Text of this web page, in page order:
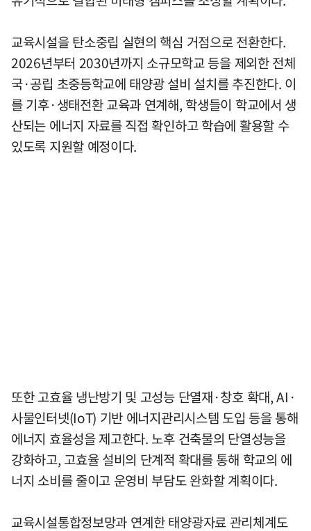
교육시설을 탄소중립 실현의 핵심 거점으로 전환한다.
2026년부터 2030년까지 소규모학교 등을 제외한 전체
국·공립 초중등학교에 태양광 설비 설치를 추진한다. 이
를 기후·생태전환 교육과 연계해, 학생들이 학교에서 생
산되는 에너지 자료를 직접 확인하고 학습에 활용할 수
있도록 지원할 예정이다.
또한 고효율 냉난방기 및 고성능 단열재·창호 확대, AI·
사물인터넷(IoT) 기반 에너지관리시스템 도입 등을 통해
에너지 효율성을 제고한다. 노후 건축물의 단열성능을
강화하고, 고효율 설비의 단계적 확대를 통해 학교의 에
너지 소비를 줄이고 운영비 부담도 완화할 계획이다.
교육시설통합정보망과 연계한 태양광자료 관리체계도